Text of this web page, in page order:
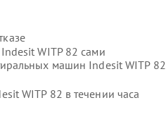
WITP 82 сами
машин Indesit WITP 82
WITP 82 в течении часа